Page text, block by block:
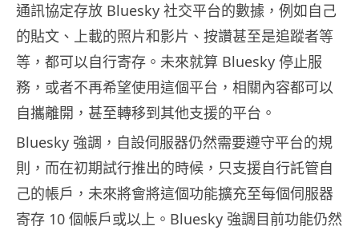
通訊協定存放 Bluesky 社交平台的數據，例如自己
的貼文、上載的照片和影片、按讚甚至是追蹤者等
等，都可以自行寄存。未來就算 Bluesky 停止服
務，或者不再希望使用這個平台，相關內容都可以
自攜離開，甚至轉移到其他支援的平台。
Bluesky 強調，自設伺服器仍然需要遵守平台的規
則，而在初期試行推出的時候，只支援自行託管自
己的帳戶，未來將會將這個功能擴充至每個伺服器
寄存 10 個帳戶或以上。Bluesky 強調目前功能仍然